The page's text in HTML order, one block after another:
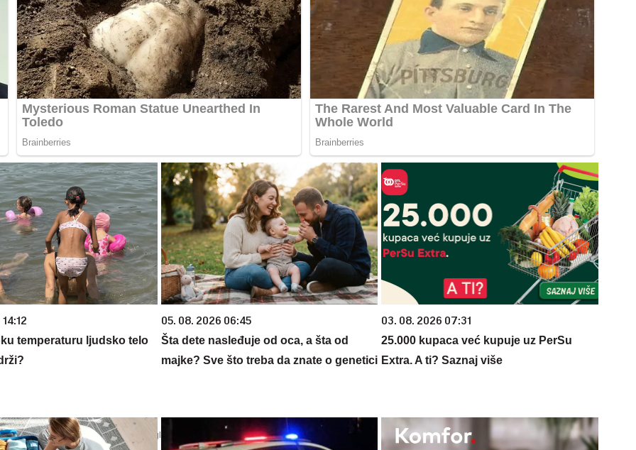
temperaturu ljudsko telo
05. 08. 2026 06:45
Šta dete nasleđuje od oca, a šta od
majke? Sve što treba da znate o genetici
03. 08. 2026 07:31
25.000 kupaca već kupuje uz PerSu
Extra. A ti? Saznaj više